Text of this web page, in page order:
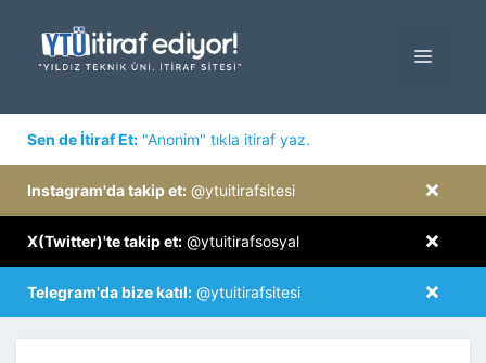
MENÜ
Sen de İtiraf Et: "Anonim" tıkla itiraf yaz.
×
Instagram'da takip et: @ytuitirafsitesi
×
X(Twitter)'te takip et: @ytuitirafsosyal
×
Telegram'da bize katıl: @ytuitirafsitesi